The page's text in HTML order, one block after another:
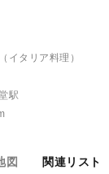
イタリア料理）
駅
図 関連リスト